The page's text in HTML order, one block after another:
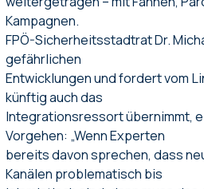
Kampagnen.
FPÖ-Sicherheitsstadtrat Dr.
gefährlichen
Entwicklungen und fordert vom
künftig auch das
Integrationsressort übernimmt,
Vorgehen: „Wenn Experten
bereits davon sprechen, dass
Kanälen problematisch bis